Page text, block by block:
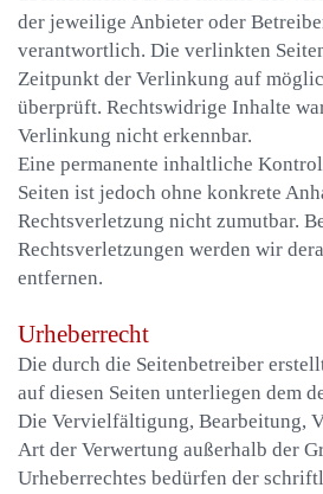
der jeweilige Anbieter oder
verantwortlich. Die verlinkten
Zeitpunkt der Verlinkung auf
überprüft. Rechtswidrige Inhalte
Verlinkung nicht erkennbar.
Eine permanente inhaltliche
Seiten ist jedoch ohne konkrete
Rechtsverletzung nicht zumutbar.
Rechtsverletzungen werden wir
entfernen.
Urheberrecht
Die durch die Seitenbetreiber
auf diesen Seiten unterliegen dem
Die Vervielfältigung, Bearbeitung,
Art der Verwertung außerhalb der
Urheberrechtes bedürfen der